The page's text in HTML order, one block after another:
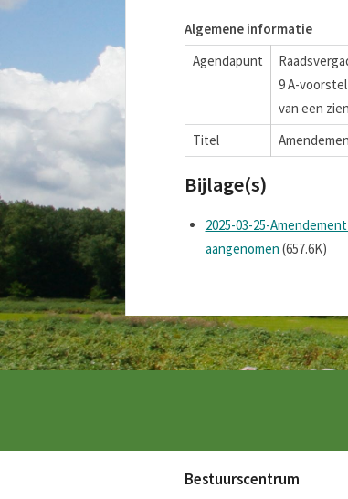
Algemene informatie
Agendapunt
9 A-
van een
Titel
Bijlage(s)
2025-03-25-
aangenomen (657.6K)
Bestuurscentrum